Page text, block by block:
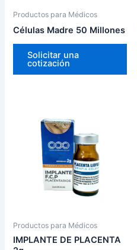
Productos para Médicos
Células Madre 50 Millones
Solicitar una
cotización
Productos para Médicos
IMPLANTE DE PLACENTA